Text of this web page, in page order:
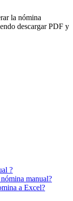
la nómina
descargar PDF y
?
manual?
a Excel?